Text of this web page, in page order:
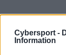
Cybersport -
Information
pracą